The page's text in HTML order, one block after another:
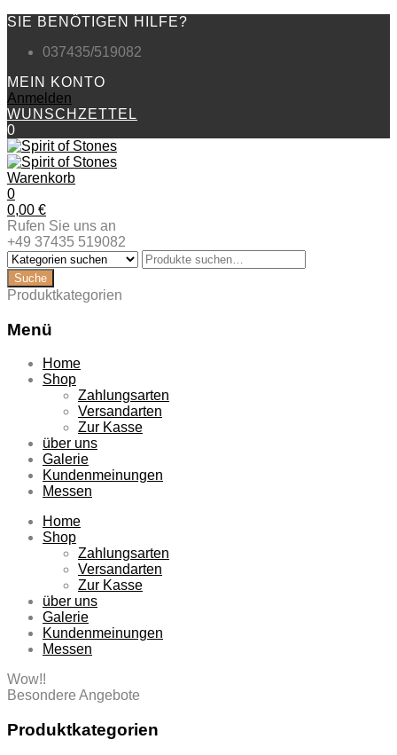
SIE BENÖTIGEN HILFE?
037435/519082
MEIN KONTO
Anmelden
WUNSCHZETTEL
0
Warenkorb
0
0,00 €
Rufen Sie uns an
+49 37435 519082
Produktkategorien
Menü
Zum
Inhalt
Home
Shop
Zahlungsarten
Versandarten
Zur Kasse
über uns
Galerie
Kundenmeinungen
Messen
Home
Shop
Zahlungsarten
Versandarten
Zur Kasse
über uns
Galerie
Kundenmeinungen
Messen
Wow!!
Besondere Angebote
Produktkategorien